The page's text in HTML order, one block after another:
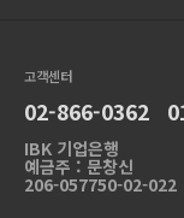
고객센터
02-866-0362
IBK 기업은행
예금주 : 문창신
206-057750-02-022